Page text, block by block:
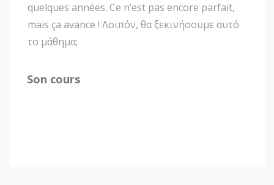
quelques années. Ce n’est pas encore parfait,
mais ça avance ! Λοιπόν, θα ξεκινήσουμε αυτό
το μάθημα;
Son cours